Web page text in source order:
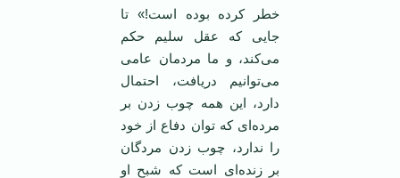
خطر کرده بوده است!» تا
جایی که عقل سلیم حکم
می‌کند، و ما مردمان عامی
می‌توانیم دریافت، احتمال
دارد، این همه چوب زدن بر
مرده‌ای که توان دفاع از خود
را ندارد، چوب زدن مردگان
بر زنده‌ای است که شبح او